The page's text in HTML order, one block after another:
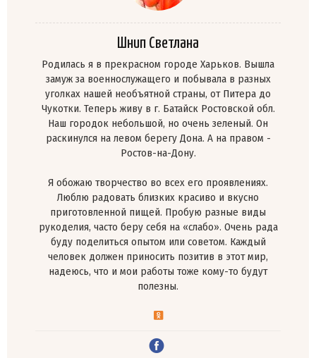
Шнип Светлана
Родилась я в прекрасном городе Харьков. Вышла
замуж за военнослужащего и побывала в разных
уголках нашей необъятной страны, от Питера до
Чукотки. Теперь живу в г. Батайск Ростовской обл.
Наш городок небольшой, но очень зеленый. Он
раскинулся на левом берегу Дона. А на правом -
Ростов-на-Дону.
Я обожаю творчество во всех его проявлениях.
Люблю радовать близких красиво и вкусно
приготовленной пищей. Пробую разные виды
рукоделия, часто беру себя на «слабо». Очень рада
буду поделиться опытом или советом. Каждый
человек должен приносить позитив в этот мир,
надеюсь, что и мои работы тоже кому-то будут
полезны.